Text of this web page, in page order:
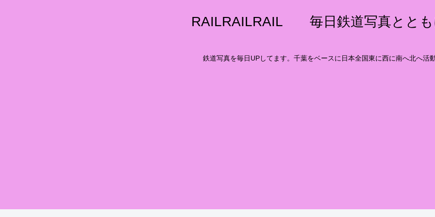
RAILRAILRAIL 毎日鉄道写真ととも
鉄道写真を毎日UPしてます。千葉をベースに日本全国東に西に南へ北へ活